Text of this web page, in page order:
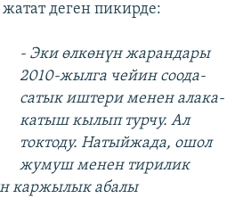
деген пикирде:
​- Эки өлкөнүн жарандары
2010-жылга чейин соода-
сатык иштери менен алака-
катыш кылып турчу. Ал
токтоду. Натыйжада, ошол
жумуш менен тирилик
каржылык абалы